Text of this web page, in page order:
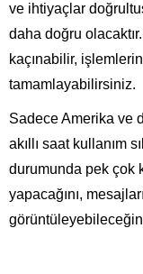
ve ihtiyaçlar
daha doğru
kaçınabilir,
tamamlayabilirsiniz.
Sadece Amerika ve
akıllı saat kullanım
durumunda pek çok
yapacağını,